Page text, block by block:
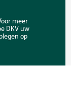
meer
DKV uw
op